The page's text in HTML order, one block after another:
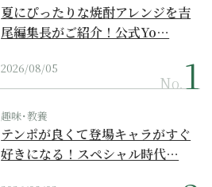
夏にぴったりな焼酎アレンジを吉
尾編集長がご紹介！公式Yo…
2026/08/05
No.
趣味･教養
テンポが良くて登場キャラがすぐ
好きになる！スペシャル時代…